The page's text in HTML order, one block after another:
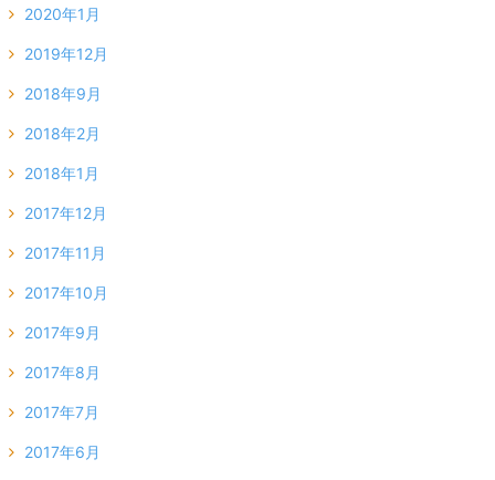
2020年1月
2019年12月
2018年9月
2018年2月
2018年1月
2017年12月
2017年11月
2017年10月
2017年9月
2017年8月
2017年7月
2017年6月